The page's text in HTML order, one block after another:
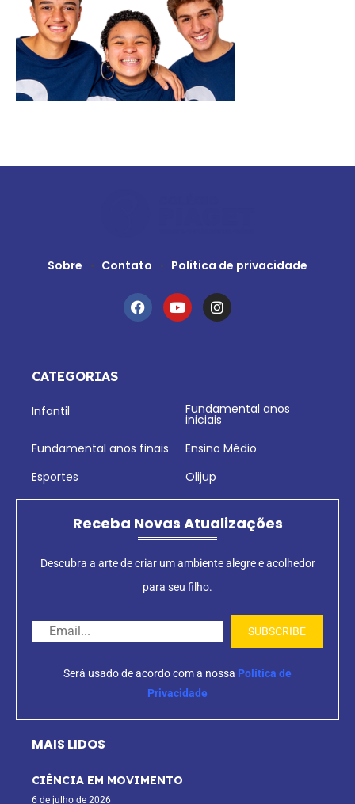
Sobre Contato Politica de privacidade
CATEGORIAS
Infantil Fundamental anos
iniciais
Fundamental anos finais
Ensino Médio
Esportes
Olijup
Receba Novas Atualizações
Descubra a arte de criar um ambiente alegre e acolhedor
para seu filho.
Será usado de acordo com a nossa Política de
Privacidade
MAIS LIDOS
CIÊNCIA EM MOVIMENTO
6 de julho de 2026